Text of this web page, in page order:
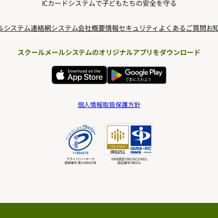
ICカードシステムで子どもたちの安全を守る
システム連絡網システム会社概要情報セキュリティ よくあるご質問お
スクールメールシステムのオリジナルアプリをダウンロード
個人情報取扱保護方針